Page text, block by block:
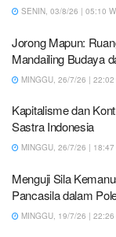
SENIN, 03/8/26 | 05:10
Jorong Mapun:
Mandailing Budaya
MINGGU, 26/7/26 | 22:02
Kapitalisme dan
Sastra Indonesia
MINGGU, 26/7/26 | 18:47
Menguji Sila
Pancasila dalam
MINGGU, 19/7/26 | 22:26